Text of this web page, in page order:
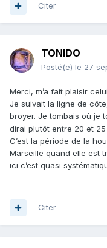
Citer
TONIDO
Posté(e) le 27
Merci, m’a fait plaisir
Je suivait la ligne de
broyer. Je tombais où je
dirai plutôt entre 20 et
C’est la période de la
Marseille quand elle est
ici c’est quasi
Citer